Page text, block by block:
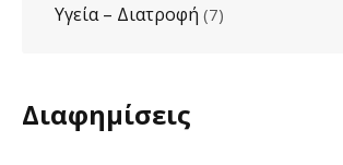
Υγεία – Διατροφή (7)
Διαφημίσεις